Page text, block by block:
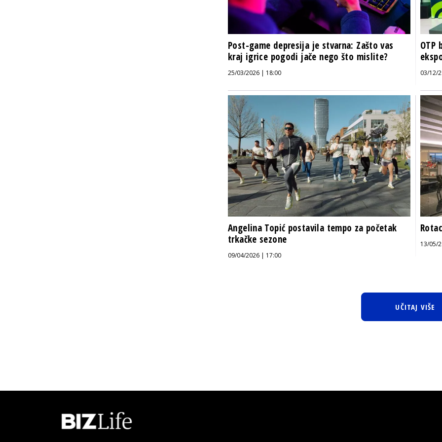
Post-game depresija je stvarna: Zašto vas
kraj igrice pogodi jače nego što mislite?
25/03/2026 | 18:00
OTP
03/12/
Angelina Topić postavila tempo za početak
trkačke sezone
09/04/2026 | 17:00
13/05/
UČITAJ VIŠE